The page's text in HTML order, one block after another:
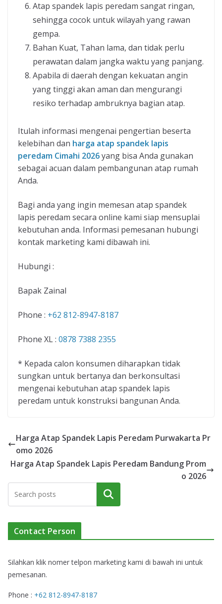
Atap spandek lapis peredam sangat ringan,
sehingga cocok untuk wilayah yang rawan
gempa.
Bahan Kuat, Tahan lama, dan tidak perlu
perawatan dalam jangka waktu yang panjang.
Apabila di daerah dengan kekuatan angin
yang tinggi akan aman dan mengurangi
resiko terhadap ambruknya bagian atap.
Itulah informasi mengenai pengertian beserta
kelebihan dan harga atap spandek lapis
peredam Cimahi 2026yang bisa Anda gunakan
sebagai acuan dalam pembangunan atap rumah
Anda.
Bagi anda yang ingin memesan atap spandek
lapis peredam secara online kami siap mensuplai
kebutuhan anda. Informasi pemesanan hubungi
kontak marketing kami dibawah ini.
Hubungi :
Bapak Zainal
Phone : +62 812-8947-8187
Phone XL : 0878 7388 2355
* Kepada calon konsumen diharapkan tidak
sungkan untuk bertanya dan berkonsultasi
mengenai kebutuhan atap spandek lapis
peredam untuk konstruksi bangunan Anda.
Harga Atap Spandek Lapis Peredam Purwakarta Pr
omo 2026
Harga Atap Spandek Lapis Peredam Bandung Prom
o 2026
Cari
Contact Person
Silahkan klik nomer telpon marketing kami di bawah ini untuk
pemesanan.
Phone : +62 812-8947-8187